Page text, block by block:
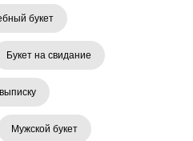
букет
Букет на свидание
Мужской букет